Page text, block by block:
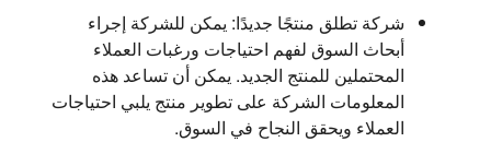
شركة تطلق منتجًا جديدًا: يمكن للشركة إجراء
أبحاث السوق لفهم احتياجات ورغبات العملاء
المحتملين للمنتج الجديد. يمكن أن تساعد هذه
المعلومات الشركة على تطوير منتج يلبي احتياجات
العملاء ويحقق النجاح في السوق.